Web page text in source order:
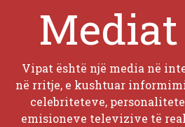
Vipat është një media në
në rritje, e kushtuar
celebriteteve,
emisioneve televizive të